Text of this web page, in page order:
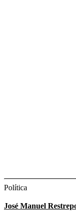
Política
José Manuel